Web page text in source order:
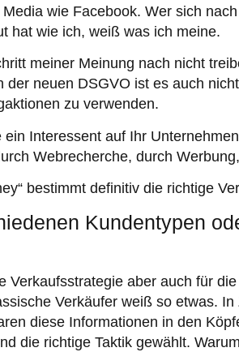
wie Facebook. Wer sich
hat wie ich, weiß was ich meine.
meiner Meinung nach nicht
neuen DSGVO ist es auch
zu verwenden.
Interessent auf Ihr
Webrecherche, durch
bestimmt definitiv die richtige
Kundentypen
Verkaufsstrategie aber auch für
Verkäufer weiß so etwas.
diese Informationen in den
die richtige Taktik gewählt.